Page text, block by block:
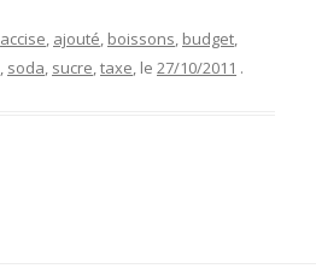
accise, ajouté, boissons, budget,
, soda, sucre,taxe, le 27/10/2011 .